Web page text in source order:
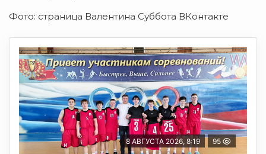
Фото: страница Валентина Суббота ВКонтакте
8 АВГУСТА 2026, 8:19 95